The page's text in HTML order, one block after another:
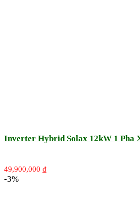
Inverter Hybrid Solax 12kW 1 Pha
49,900,000 ₫
-3%